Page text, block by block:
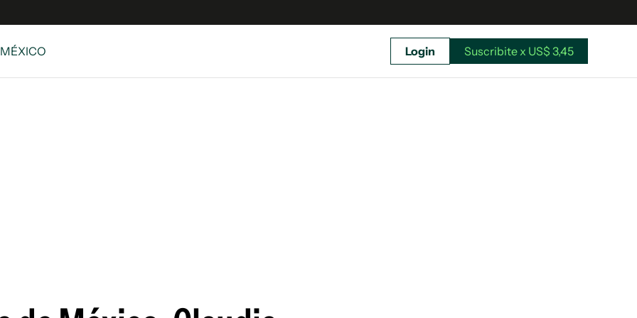
Login Suscribite x US$ 3,45